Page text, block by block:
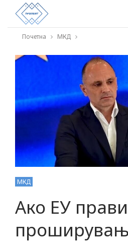
Почетна МКД
МКД
Ако ЕУ